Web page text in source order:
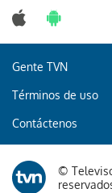
Gente TVN
Términos de uso
Contáctenos
©